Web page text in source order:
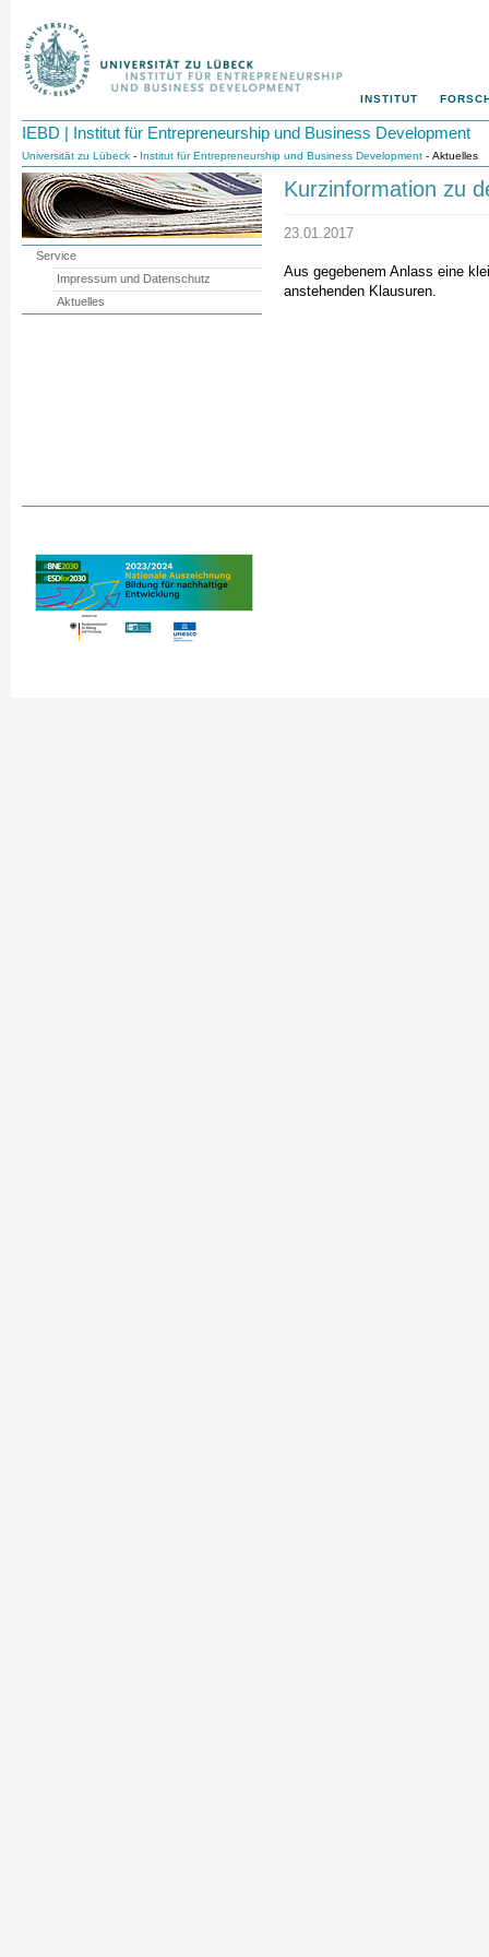
INSTITUT
IEBD | Institut für Entrepreneurship und Business Development
Universität zu Lübeck - Institut für Entrepreneurship und Business Development - Aktuelles
Kurzinformation zu
23.01.2017
Aus gegebenem Anlass eine
anstehenden Klausuren.
Service
Impressum und Datenschutz
Aktuelles